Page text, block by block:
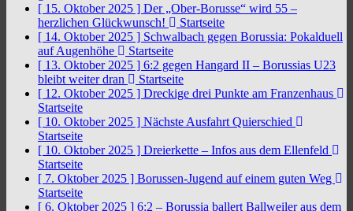
[ 15. Oktober 2025 ] Der „Ober-Borusse“ wird 55 –
herzlichen Glückwunsch!
Startseite
[ 14. Oktober 2025 ] Schwalbach gegen Borussia: Pokalduell
auf Augenhöhe
Startseite
[ 13. Oktober 2025 ] 6:2 gegen Hangard II – Borussias U23
bleibt weiter dran
Startseite
[ 12. Oktober 2025 ] Dreckige drei Punkte am Franzenhaus
Startseite
[ 10. Oktober 2025 ] Nächste Ausfahrt Quierschied
Startseite
[ 10. Oktober 2025 ] Dreierkette – Infos aus dem Ellenfeld
Startseite
[ 7. Oktober 2025 ] Borussen-Jugend auf einem guten Weg
Startseite
[ 6. Oktober 2025 ] 6:2 – Borussia ballert Ballweiler aus dem